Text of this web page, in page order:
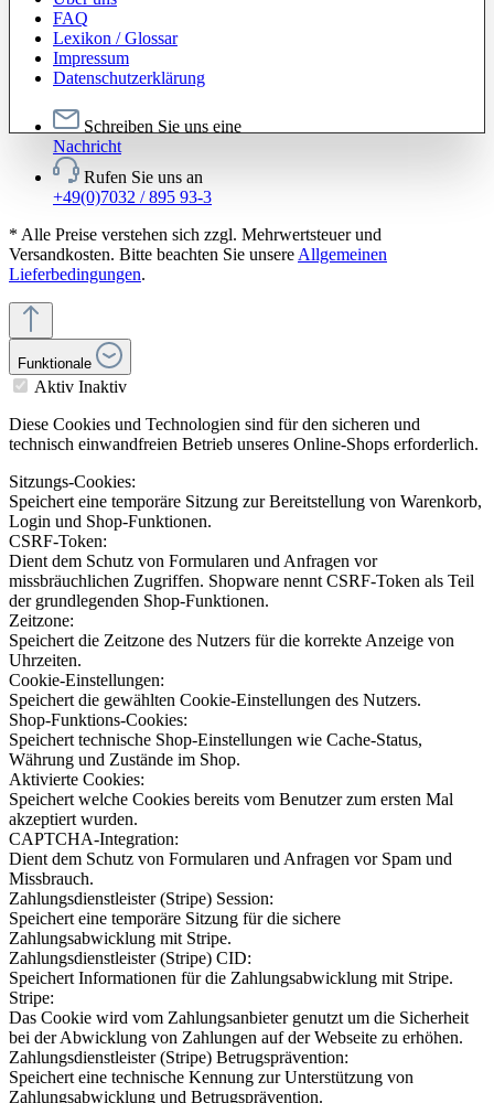
FAQ
Lexikon / Glossar
Impressum
Datenschutzerklärung
Schreiben Sie uns eine
Nachricht
Rufen Sie uns an
+49(0)7032 / 895 93-3
* Alle Preise verstehen sich zzgl. Mehrwertsteuer und
Versandkosten. Bitte beachten Sie unsere Allgemeinen
Lieferbedingungen.
Funktionale
Aktiv Inaktiv
Diese Cookies und Technologien sind für den sicheren und
technisch einwandfreien Betrieb unseres Online-Shops erforderlich.
Sitzungs-Cookies:
Speichert eine temporäre Sitzung zur Bereitstellung von Warenkorb,
Login und Shop-Funktionen.
CSRF-Token:
Dient dem Schutz von Formularen und Anfragen vor
missbräuchlichen Zugriffen. Shopware nennt CSRF-Token als Teil
der grundlegenden Shop-Funktionen.
Zeitzone:
Speichert die Zeitzone des Nutzers für die korrekte Anzeige von
Uhrzeiten.
Cookie-Einstellungen:
Speichert die gewählten Cookie-Einstellungen des Nutzers.
Shop-Funktions-Cookies:
Speichert technische Shop-Einstellungen wie Cache-Status,
Währung und Zustände im Shop.
Aktivierte Cookies:
Speichert welche Cookies bereits vom Benutzer zum ersten Mal
akzeptiert wurden.
CAPTCHA-Integration:
Dient dem Schutz von Formularen und Anfragen vor Spam und
Missbrauch.
Zahlungsdienstleister (Stripe) Session:
Speichert eine temporäre Sitzung für die sichere
Zahlungsabwicklung mit Stripe.
Zahlungsdienstleister (Stripe) CID:
Speichert Informationen für die Zahlungsabwicklung mit Stripe.
Stripe:
Das Cookie wird vom Zahlungsanbieter genutzt um die Sicherheit
bei der Abwicklung von Zahlungen auf der Webseite zu erhöhen.
Zahlungsdienstleister (Stripe) Betrugsprävention:
Speichert eine technische Kennung zur Unterstützung von
Zahlungsabwicklung und Betrugsprävention.